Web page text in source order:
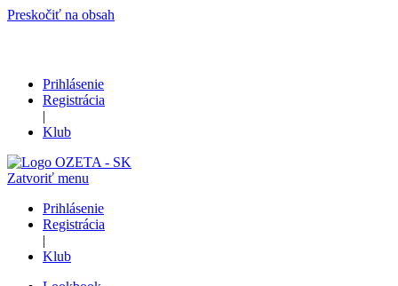
Preskočiť na obsah
Prihlásenie
Registrácia
|
Klub
Zatvoriť menu
Prihlásenie
Registrácia
|
Klub